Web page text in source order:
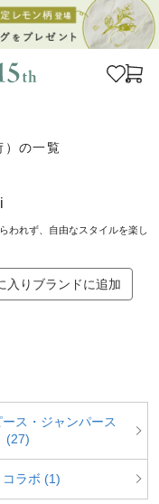
の一覧
われず、自由なスタイルを楽し
入りブランドに追加
ース・ジャンパース
(27)
コラボ (1)